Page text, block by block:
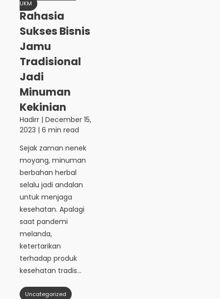
UKM
Rahasia
Sukses Bisnis
Jamu
Tradisional
Jadi
Minuman
Kekinian
Hadirr | December 15,
2023 | 6 min read
Sejak zaman nenek
moyang, minuman
berbahan herbal
selalu jadi andalan
untuk menjaga
kesehatan. Apalagi
saat pandemi
melanda,
ketertarikan
terhadap produk
kesehatan tradis...
Uncategorized